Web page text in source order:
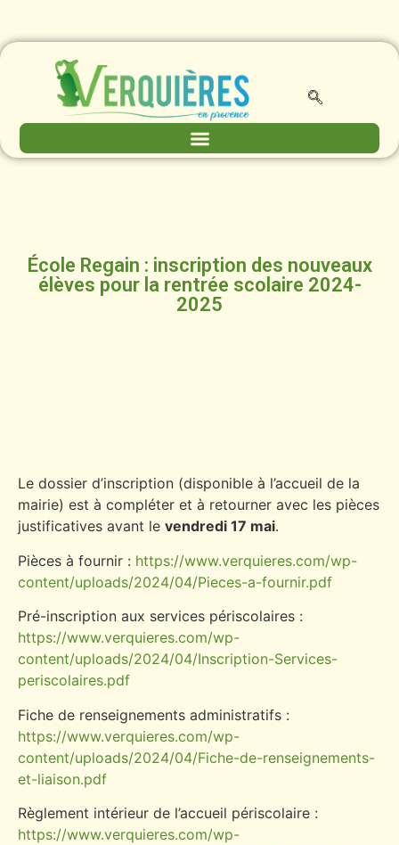
École Regain : inscription des nouveaux
élèves pour la rentrée scolaire 2024-
2025
Le dossier d’inscription (disponible à l’accueil de la
mairie) est à compléter et à retourner avec les pièces
justificatives avant le vendredi 17 mai.
Pièces à fournir : https://www.verquieres.com/wp-
content/uploads/2024/04/Pieces-a-fournir.pdf
Pré-inscription aux services périscolaires :
https://www.verquieres.com/wp-
content/uploads/2024/04/Inscription-Services-
periscolaires.pdf
Fiche de renseignements administratifs :
https://www.verquieres.com/wp-
content/uploads/2024/04/Fiche-de-renseignements-
et-liaison.pdf
Règlement intérieur de l’accueil périscolaire :
https://www.verquieres.com/wp-